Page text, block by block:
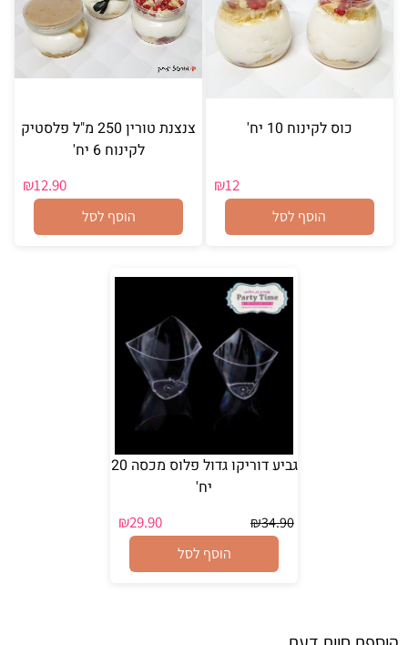
כוס לקינוח 10 יח'
₪12
הוסף לסל
צנצנת טורין 250 מ"ל פלסטיק
לקינוח 6 יח'
₪12.90
הוסף לסל
גביע דוריקו גדול פלוס מכסה 20
יח'
₪34.90
₪29.90
הוסף לסל